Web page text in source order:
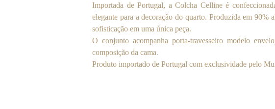
Importada de Portugal, a Colcha Celline é
elegante para a decoração do quarto. Produzida em
sofisticação em uma única peça.
O conjunto acompanha porta-travesseiro modelo
composição da cama.
Produto importado de Portugal com exclusividade pelo